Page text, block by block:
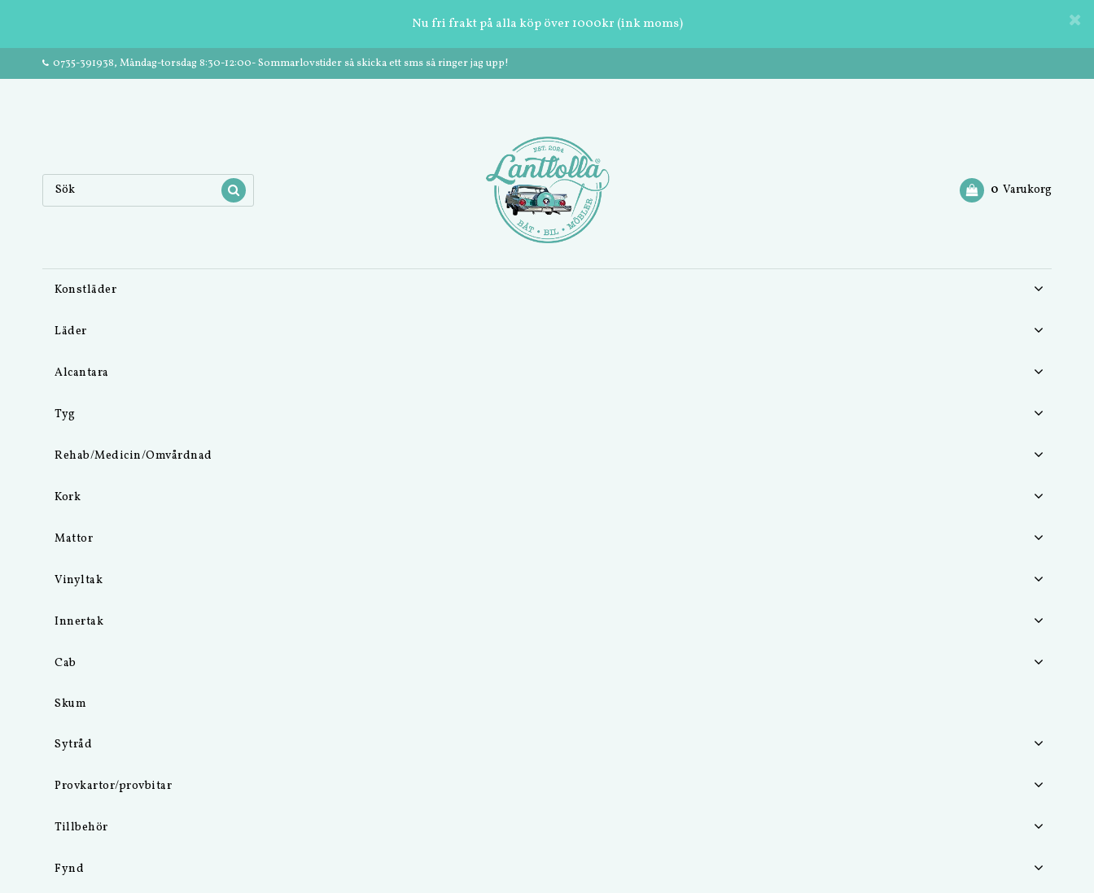
Nu fri frakt på alla köp över 1000kr (ink moms)
0735-391938, Måndag-torsdag 8:30-12:00- Sommarlovstider så skicka ett sms så ringer jag upp!
0 Varukorg
Konstläder
Läder
Alcantara
Tyg
Rehab/Medicin/Omvårdnad
Kork
Mattor
Vinyltak
Innertak
Cab
Skum
Sytråd
Provkartor/provbitar
Tillbehör
Fynd